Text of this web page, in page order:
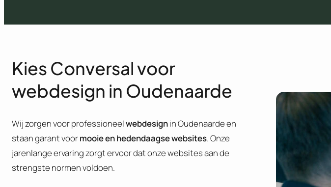
Kies Conversal voor
webdesign in Oudenaarde
Wij zorgen voor professioneelwebdesignin Oudenaarde en
staan garant voormooie en hedendaagse websites. Onze
jarenlange ervaring zorgt ervoor dat onze websites aan de
strengste normen voldoen.